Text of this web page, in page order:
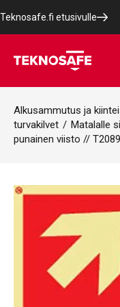
Teknosafe.fi etusivulle
Alkusammutus ja
turvakilvet / Matalalle
punainen viisto // T2089